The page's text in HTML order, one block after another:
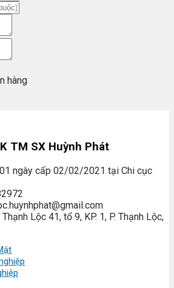
hàng
TM SX Huỳnh Phát
ngày cấp 02/02/2021 tại Chi cục
Lộc 41, tổ 9, KP. 1, P. Thạnh Lộc,